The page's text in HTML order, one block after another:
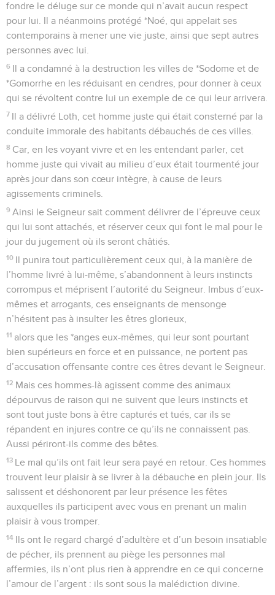
fondre le déluge sur ce monde qui n’avait aucun respect
pour lui. Il a néanmoins protégé *Noé, qui appelait ses
contemporains à mener une vie juste, ainsi que sept autres
personnes avec lui.
6 Il a condamné à la destruction les villes de *Sodome et de
*Gomorrhe en les réduisant en cendres, pour donner à ceux
qui se révoltent contre lui un exemple de ce qui leur arrivera.
7 Il a délivré Loth, cet homme juste qui était consterné par la
conduite immorale des habitants débauchés de ces villes.
8 Car, en les voyant vivre et en les entendant parler, cet
homme juste qui vivait au milieu d’eux était tourmenté jour
après jour dans son cœur intègre, à cause de leurs
agissements criminels.
9 Ainsi le Seigneur sait comment délivrer de l’épreuve ceux
qui lui sont attachés, et réserver ceux qui font le mal pour le
jour du jugement où ils seront châtiés.
10 Il punira tout particulièrement ceux qui, à la manière de
l’homme livré à lui-même, s’abandonnent à leurs instincts
corrompus et méprisent l’autorité du Seigneur. Imbus d’eux-
mêmes et arrogants, ces enseignants de mensonge
n’hésitent pas à insulter les êtres glorieux,
11 alors que les *anges eux-mêmes, qui leur sont pourtant
bien supérieurs en force et en puissance, ne portent pas
d’accusation offensante contre ces êtres devant le Seigneur.
12 Mais ces hommes-là agissent comme des animaux
dépourvus de raison qui ne suivent que leurs instincts et
sont tout juste bons à être capturés et tués, car ils se
répandent en injures contre ce qu’ils ne connaissent pas.
Aussi périront-ils comme des bêtes.
13 Le mal qu’ils ont fait leur sera payé en retour. Ces hommes
trouvent leur plaisir à se livrer à la débauche en plein jour. Ils
salissent et déshonorent par leur présence les fêtes
auxquelles ils participent avec vous en prenant un malin
plaisir à vous tromper.
14 Ils ont le regard chargé d’adultère et d’un besoin insatiable
de pécher, ils prennent au piège les personnes mal
affermies, ils n’ont plus rien à apprendre en ce qui concerne
l’amour de l’argent : ils sont sous la malédiction divine.